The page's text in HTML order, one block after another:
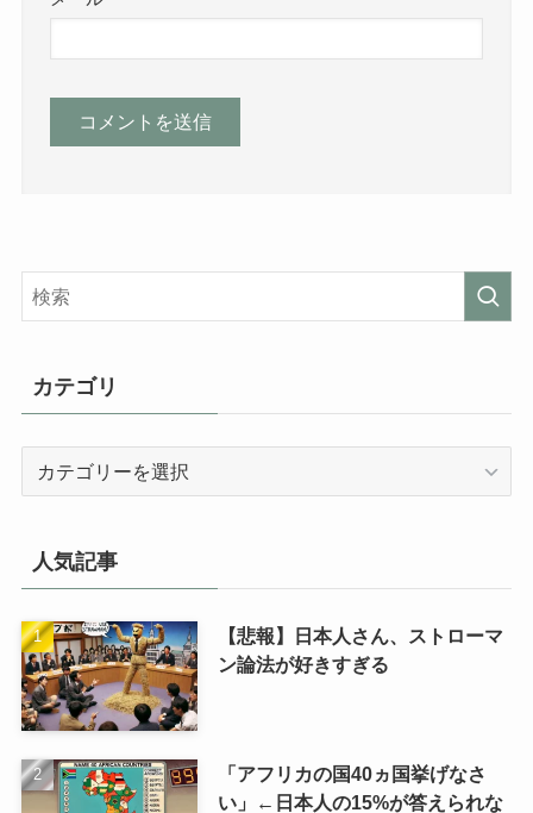
カテゴリ
人気記事
【悲報】日本人さん、ストローマ
ン論法が好きすぎる
「アフリカの国40ヵ国挙げなさ
い」←日本人の15%が答えられな